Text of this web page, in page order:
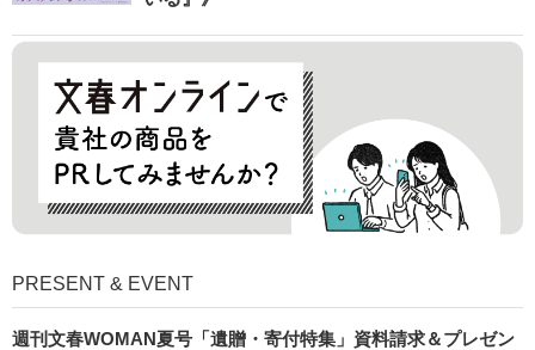
PRESENT & EVENT
週刊文春WOMAN夏号「遺贈・寄付特集」資料請求＆プレゼン